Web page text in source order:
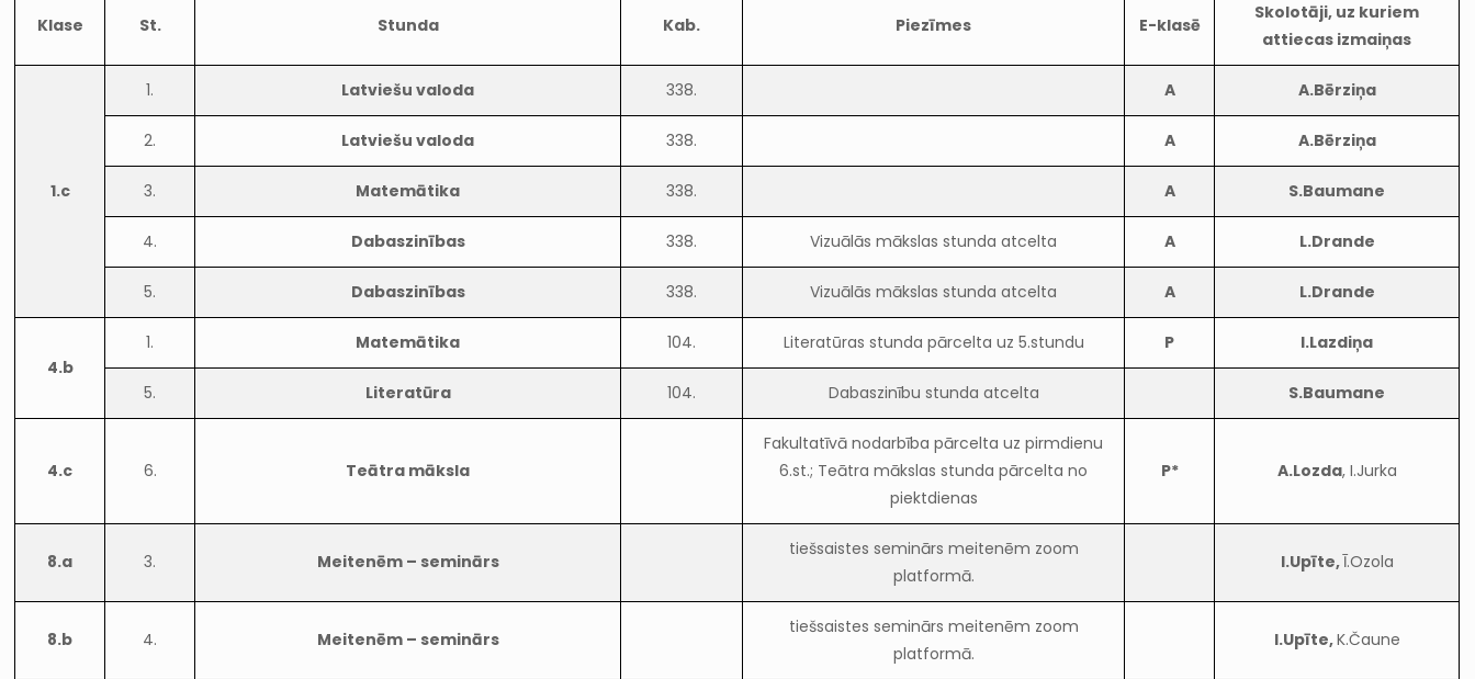
Klase St. Stunda Kab. Piezīmes E-klasē
Skolotāji, uz kuriem
attiecas izmaiņas
1.c
1. Latviešu valoda 338. A A.Bērziņa
2. Latviešu valoda 338. A A.Bērziņa
3. Matemātika 338. A S.Baumane
4. Dabaszinības 338. Vizuālās mākslas stunda atcelta A L.Drande
5. Dabaszinības 338. Vizuālās mākslas stunda atcelta A L.Drande
4.b
1. Matemātika 104. Literatūras stunda pārcelta uz 5.stundu P I.Lazdiņa
5. Literatūra 104. Dabaszinību stunda atcelta S.Baumane
4.c 6. Teātra māksla
Fakultatīvā nodarbība pārcelta uz pirmdienu
6.st.; Teātra mākslas stunda pārcelta no
piektdienas
P* A.Lozda, I.Jurka
8.a 3. Meitenēm – seminārs
tiešsaistes seminārs meitenēm zoom
platformā.
I.Upīte,Ī.Ozola
8.b 4. Meitenēm – seminārs
tiešsaistes seminārs meitenēm zoom
platformā.
I.Upīte,K.Čaune